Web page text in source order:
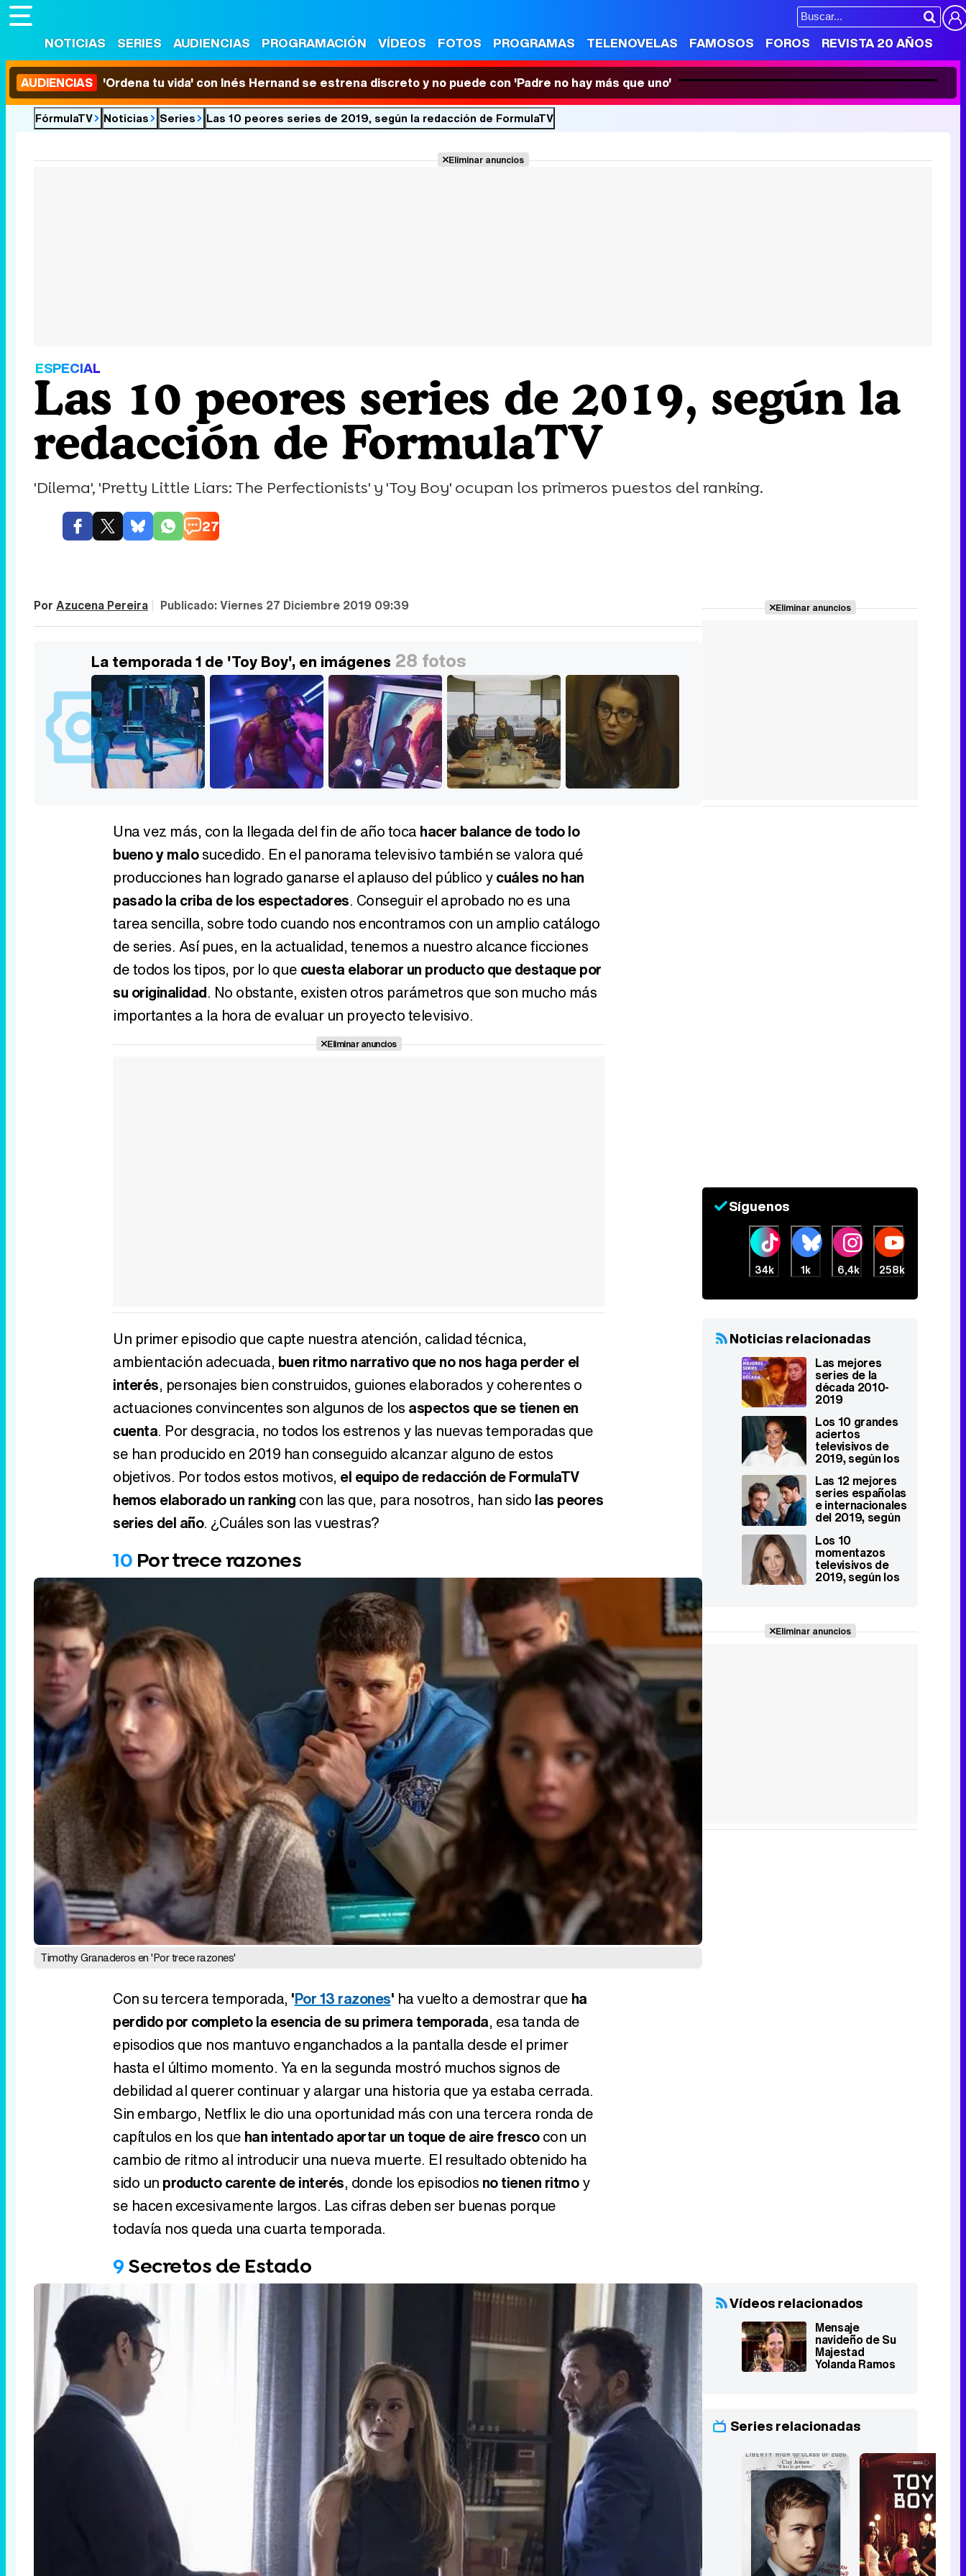
NOTICIAS SERIES AUDIENCIAS PROGRAMACIÓN VÍDEOS FOTOS PROGRAMAS TELENOVELAS FAMOSOS FOROS REVISTA 20 AÑOS
AUDIENCIAS 'Ordena tu vida' con Inés Hernand se estrena discreto y no puede con 'Padre no hay más que uno'
FórmulaTV Noticias Series Las 10 peores series de 2019, según la redacción de FormulaTV
Eliminar anuncios
ESPECIAL
Las 10 peores series de 2019, según la
redacción de FormulaTV
'Dilema', 'Pretty Little Liars: The Perfectionists' y 'Toy Boy' ocupan los primeros puestos del ranking.
27
Por Azucena Pereira | Publicado:Viernes 27 Diciembre 2019 09:39
La temporada 1 de 'Toy Boy', en imágenes 28 fotos
Una vez más, con la llegada del fin de año toca hacer balance de todo lo
bueno y malosucedido. En el panorama televisivo también se valora qué
producciones han logrado ganarse el aplauso del público ycuáles no han
pasado la criba de los espectadores. Conseguir el aprobado no es una
tarea sencilla, sobre todo cuando nos encontramos con un amplio catálogo
de series. Así pues, en la actualidad, tenemos a nuestro alcance ficciones
de todos los tipos, por lo que cuesta elaborar un producto que destaque por
su originalidad. No obstante, existen otros parámetros que son mucho más
importantes a la hora de evaluar un proyecto televisivo.
Eliminar anuncios
Un primer episodio que capte nuestra atención, calidad técnica,
ambientación adecuada, buen ritmo narrativo que no nos haga perder el
interés, personajes bien construidos, guiones elaborados y coherentes o
actuaciones convincentes son algunos de los aspectos que se tienen en
cuenta. Por desgracia, no todos los estrenos y las nuevas temporadas que
se han producido en 2019 han conseguido alcanzar alguno de estos
objetivos. Por todos estos motivos, el equipo de redacción de FormulaTV
hemos elaborado un ranking con las que, para nosotros, han sido las peores
series del año. ¿Cuáles son las vuestras?
10 Por trece razones
Timothy Granaderos en 'Por trece razones'
Con su tercera temporada, 'Por 13 razones' ha vuelto a demostrar que ha
perdido por completo la esencia de su primera temporada, esa tanda de
episodios que nos mantuvo enganchados a la pantalla desde el primer
hasta el último momento. Ya en la segunda mostró muchos signos de
debilidad al querer continuar y alargar una historia que ya estaba cerrada.
Sin embargo, Netflix le dio una oportunidad más con una tercera ronda de
capítulos en los que han intentado aportar un toque de aire frescocon un
cambio de ritmo al introducir una nueva muerte. El resultado obtenido ha
sido un producto carente de interés, donde los episodios no tienen ritmoy
se hacen excesivamente largos. Las cifras deben ser buenas porque
todavía nos queda una cuarta temporada.
9Secretos de Estado
Los redactores de FormulaTV eligen lo mejor de la televisión de 2019: series, programas y momentazos 10
Eliminar anuncios
Síguenos
34k 1k 6,4k 258k
Noticias relacionadas
Las mejores
series de la
década 2010-
2019
Los 10 grandes
aciertos
televisivos de
2019, según los
redactores de
FormulaTV
Las 12 mejores
series españolas
e internacionales
del 2019, según
los redactores
de FormulaTV
Los 10
momentazos
televisivos de
2019, según los
redactores de
Eliminar anuncios
Vídeos relacionados
Mensaje
navideño de Su
Majestad
Yolanda Ramos
Series relacionadas